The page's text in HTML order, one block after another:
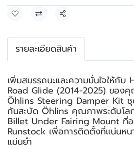
แชร์
รายละเอียดสินค้า
เพิ่มสมรรถนะและความมั่นใจให้กั
Road Glide (2014-2025) ของ
Öhlins Steering Damper Kit ชุ
กันสะบัด Öhlins คุณภาพระดับโ
Billet Under Fairing Mount ที่
Runstock เพื่อการติดตั้งที่แน่นหน
แม่นยำ